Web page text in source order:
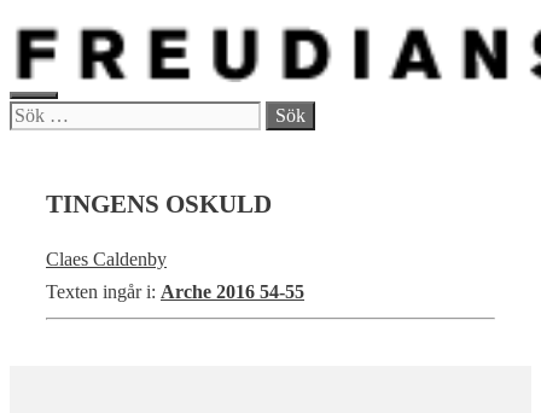
Hoppa
innehåll
MENY
Sök
TINGENS OSKULD
Claes Caldenby
Texten ingår i: Arche 2016 54-55